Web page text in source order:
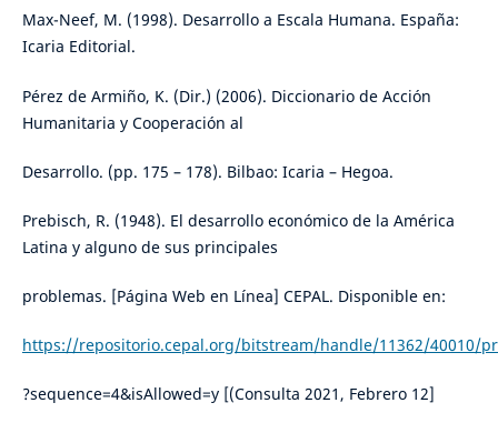
Max-Neef, M. (1998). Desarrollo a Escala Humana. España:
Icaria Editorial.
Pérez de Armiño, K. (Dir.) (2006). Diccionario de Acción
Humanitaria y Cooperación al
Desarrollo. (pp. 175 – 178). Bilbao: Icaria – Hegoa.
Prebisch, R. (1948). El desarrollo económico de la América
Latina y alguno de sus principales
problemas. [Página Web en Línea] CEPAL. Disponible en:
https://repositorio.cepal.org/bitstream/handle/11362/40010/
?sequence=4&isAllowed=y [(Consulta 2021, Febrero 12]